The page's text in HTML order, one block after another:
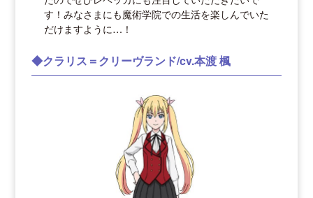
す！みなさまにも魔術学院での生活を楽しんでいた
だけますように…！
◆クラリス＝クリーヴランド/cv.本渡 楓